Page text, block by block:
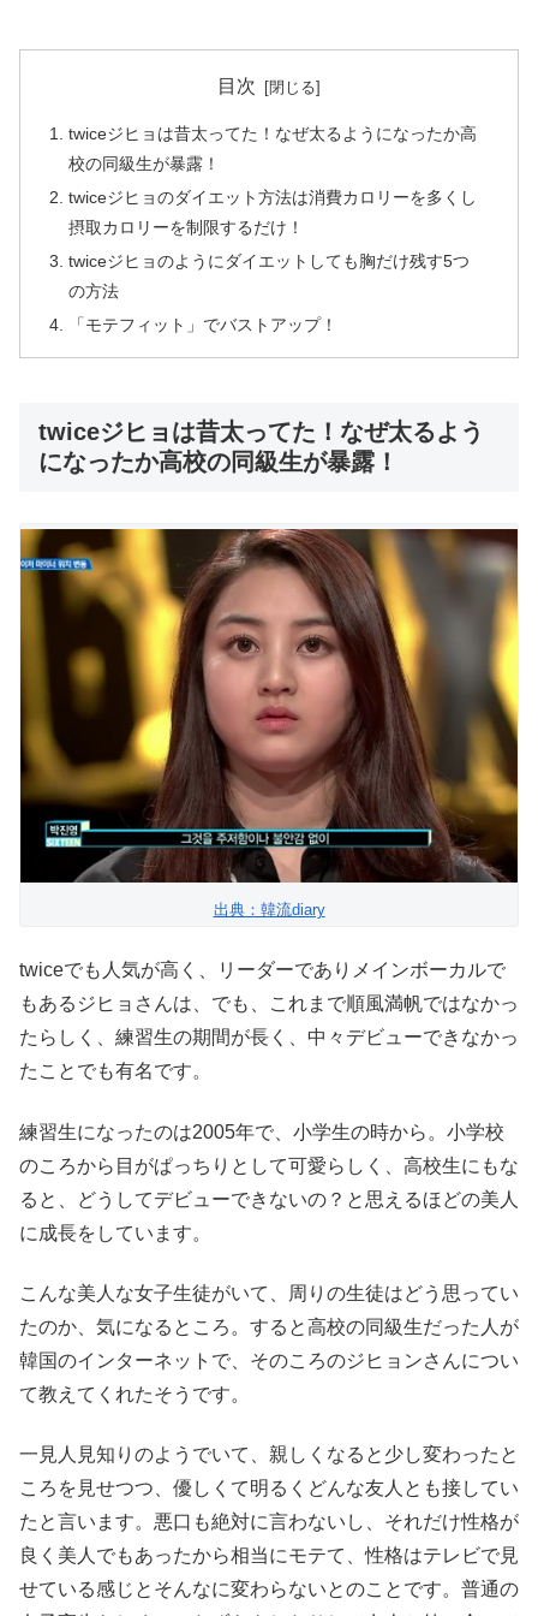
目次
twiceジヒョは昔太ってた！なぜ太るようになったか高
校の同級生が暴露！
twiceジヒョのダイエット方法は消費カロリーを多くし
摂取カロリーを制限するだけ！
twiceジヒョのようにダイエットしても胸だけ残す5つ
の方法
「モテフィット」でバストアップ！
twiceジヒョは昔太ってた！なぜ太るよう
になったか高校の同級生が暴露！
出典：韓流diary
twiceでも人気が高く、リーダーでありメインボーカルで
もあるジヒョさんは、でも、これまで順風満帆ではなかっ
たらしく、練習生の期間が長く、中々デビューできなかっ
たことでも有名です。
練習生になったのは2005年で、小学生の時から。小学校
のころから目がぱっちりとして可愛らしく、高校生にもな
ると、どうしてデビューできないの？と思えるほどの美人
に成長をしています。
こんな美人な女子生徒がいて、周りの生徒はどう思ってい
たのか、気になるところ。すると高校の同級生だった人が
韓国のインターネットで、そのころのジヒョンさんについ
て教えてくれたそうです。
一見人見知りのようでいて、親しくなると少し変わったと
ころを見せつつ、優しくて明るくどんな友人とも接してい
たと言います。悪口も絶対に言わないし、それだけ性格が
良く美人でもあったから相当にモテて、性格はテレビで見
せている感じとそんなに変わらないとのことです。普通の